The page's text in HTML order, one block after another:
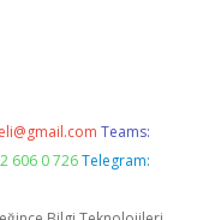
Teams:
606 0 726 Telegram: